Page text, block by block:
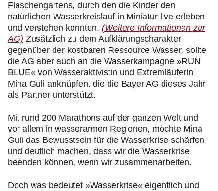
Flaschengartens, durch den die Kinder den
natürlichen Wasserkreislauf in Miniatur live erleben
und verstehen konnten. (Weitere Informationen zur
AG) Zusätzlich zu dem Aufklärungscharakter
gegenüber der kostbaren Ressource Wasser, sollte
die AG aber auch an die Wasserkampagne »RUN
BLUE« von Wasseraktivistin und Extremläuferin
Mina Guli anknüpfen, die die Bayer AG dieses Jahr
als Partner unterstützt.
Mit rund 200 Marathons auf der ganzen Welt und
vor allem in wasserarmen Regionen, möchte Mina
Guli das Bewusstsein für die Wasserkrise schärfen
und deutlich machen, dass wir die Wasserkrise
beenden können, wenn wir zusammenarbeiten.
Doch was bedeutet »Wasserkrise« eigentlich und